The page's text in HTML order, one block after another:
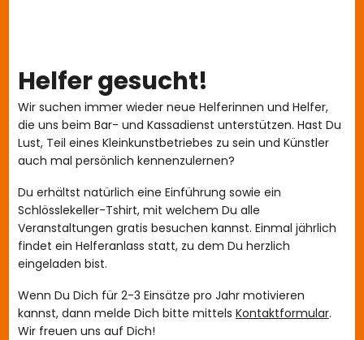
Helfer gesucht!
Wir suchen immer wieder neue Helferinnen und Helfer,
die uns beim Bar- und Kassadienst unterstützen. Hast Du
Lust, Teil eines Kleinkunstbetriebes zu sein und Künstler
auch mal persönlich kennenzulernen?
Du erhältst natürlich eine Einführung sowie ein
Schlösslekeller-Tshirt, mit welchem Du alle
Veranstaltungen gratis besuchen kannst. Einmal jährlich
findet ein Helferanlass statt, zu dem Du herzlich
eingeladen bist.
Wenn Du Dich für 2-3 Einsätze pro Jahr motivieren
kannst, dann melde Dich bitte mittels Kontaktformular.
Wir freuen uns auf Dich!